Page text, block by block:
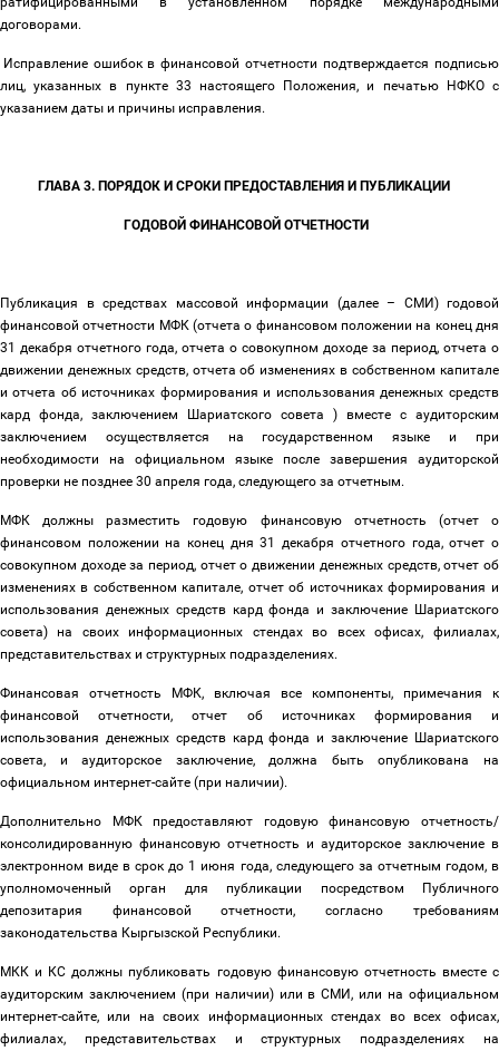
договорами.
ошибок в финансовой отчетности подтверждается подписью
лиц, указанных в пункте 33 настоящего Положения, и печатью НФКО с
указанием даты и причины исправления.
ГЛАВА 3. ПОРЯДОК И СРОКИ ПРЕДОСТАВЛЕНИЯ И ПУБЛИКАЦИИ
ГОДОВОЙ ФИНАНСОВОЙ ОТЧЕТНОСТИ
Публикация в средствах массовой информации (далее – СМИ) годовой
финансовой отчетности МФК (отчета о финансовом положении на конец дня
31 декабря отчетного года, отчета о совокупном доходе за период, отчета о
движении денежных средств, отчета об изменениях в собственном капитале
и отчета об источниках формирования и использования денежных средств
кард фонда, заключением Шариатского совета ) вместе с аудиторским
заключением осуществляется на государственном языке и при
необходимости на официальном языке после завершения аудиторской
проверки не позднее 30 апреля года, следующего за отчетным.
МФК должны разместить годовую финансовую отчетность (отчет о
финансовом положении на конец дня 31 декабря отчетного года, отчет о
совокупном доходе за период, отчет о движении денежных средств, отчет об
изменениях в собственном капитале, отчет об источниках формирования и
использования денежных средств кард фонда и заключение Шариатского
совета) на своих информационных стендах во всех офисах, филиалах,
представительствах и структурных подразделениях.
Финансовая отчетность МФК, включая все компоненты, примечания к
финансовой отчетности, отчет об источниках формирования и
использования денежных средств кард фонда и заключение Шариатского
совета, и аудиторское заключение, должна быть опубликована на
официальном интернет-сайте (при наличии).
Дополнительно МФК предоставляют годовую финансовую отчетность/
консолидированную финансовую отчетность и аудиторское заключение в
электронном виде в срок до 1 июня года, следующего за отчетным годом, в
уполномоченный орган для публикации посредством Публичного
депозитария финансовой отчетности, согласно требованиям
законодательства Кыргызской Республики.
МКК и КС должны публиковать годовую финансовую отчетность вместе с
аудиторским заключением (при наличии) или в СМИ, или на официальном
интернет-сайте, или на своих информационных стендах во всех офисах,
филиалах, представительствах и структурных подразделениях на